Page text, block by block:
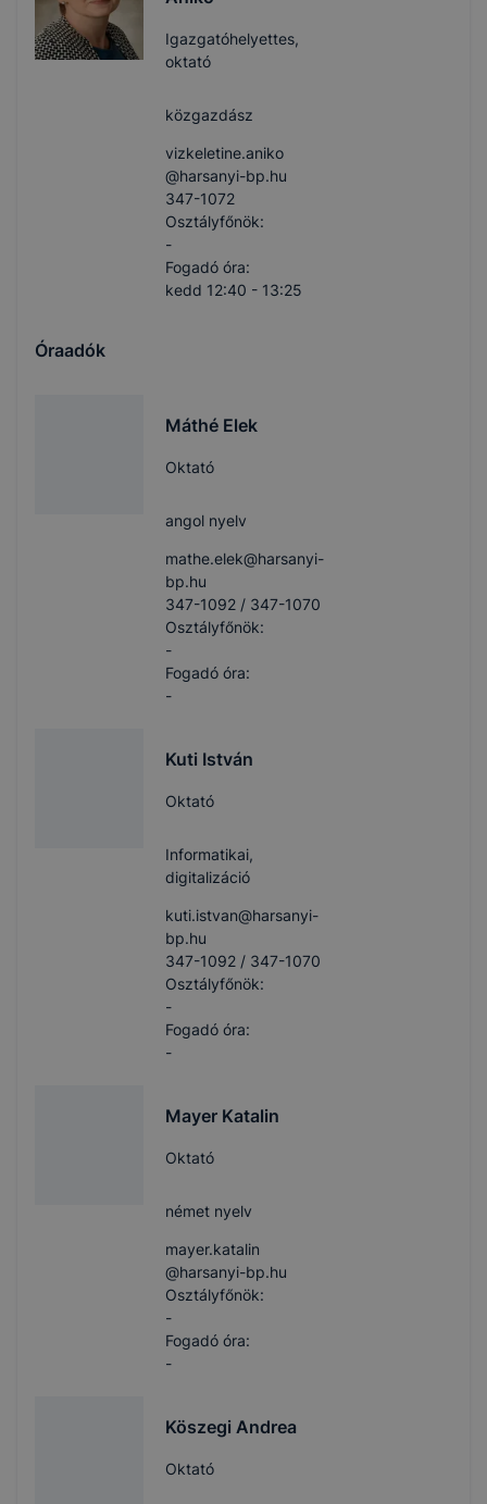
Igazgatóhelyettes,
oktató
közgazdász
vizkeletine.aniko​
@harsanyi-bp.hu
347-1072
Osztályfőnök:
-
Fogadó óra:
kedd 12:40 - 13:25
Óraadók
Máthé Elek
Oktató
angol nyelv
mathe.elek​@harsanyi-
bp.hu
347-1092 / 347-1070
Osztályfőnök:
-
Fogadó óra:
-
Kuti István
Oktató
Informatikai,
digitalizáció
kuti.istvan​@harsanyi-
bp.hu
347-1092 / 347-1070
Osztályfőnök:
-
Fogadó óra:
-
Mayer Katalin
Oktató
német nyelv
mayer.katalin​
@harsanyi-bp.hu
Osztályfőnök:
-
Fogadó óra:
-
Köszegi Andrea
Oktató